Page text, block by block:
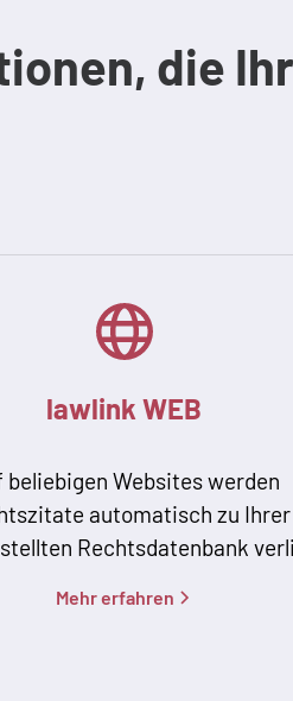
die
lawlink WEB
beliebigen Websites werden
automatisch zu Ihrer
Rechtsdatenbank
Mehr erfahren